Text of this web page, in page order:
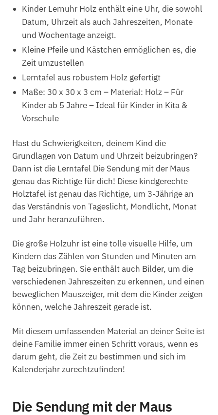
Kinder Lernuhr Holz enthält eine Uhr, die sowohl
Datum, Uhrzeit als auch Jahreszeiten, Monate
und Wochentage anzeigt.
Kleine Pfeile und Kästchen ermöglichen es, die
Zeit umzustellen
Lerntafel aus robustem Holz gefertigt
Maße: 30 x 30 x 3 cm – Material: Holz – Für
Kinder ab 5 Jahre – Ideal für Kinder in Kita &
Vorschule
Hast du Schwierigkeiten, deinem Kind die
Grundlagen von Datum und Uhrzeit beizubringen?
Dann ist die Lerntafel Die Sendung mit der Maus
genau das Richtige für dich! Diese kindgerechte
Holztafel ist genau das Richtige, um 3-Jährige an
das Verständnis von Tageslicht, Mondlicht, Monat
und Jahr heranzuführen.
Die große Holzuhr ist eine tolle visuelle Hilfe, um
Kindern das Zählen von Stunden und Minuten am
Tag beizubringen. Sie enthält auch Bilder, um die
verschiedenen Jahreszeiten zu erkennen, und einen
beweglichen Mauszeiger, mit dem die Kinder zeigen
können, welche Jahreszeit gerade ist.
Mit diesem umfassenden Material an deiner Seite ist
deine Familie immer einen Schritt voraus, wenn es
darum geht, die Zeit zu bestimmen und sich im
Kalenderjahr zurechtzufinden!
Die Sendung mit der Maus